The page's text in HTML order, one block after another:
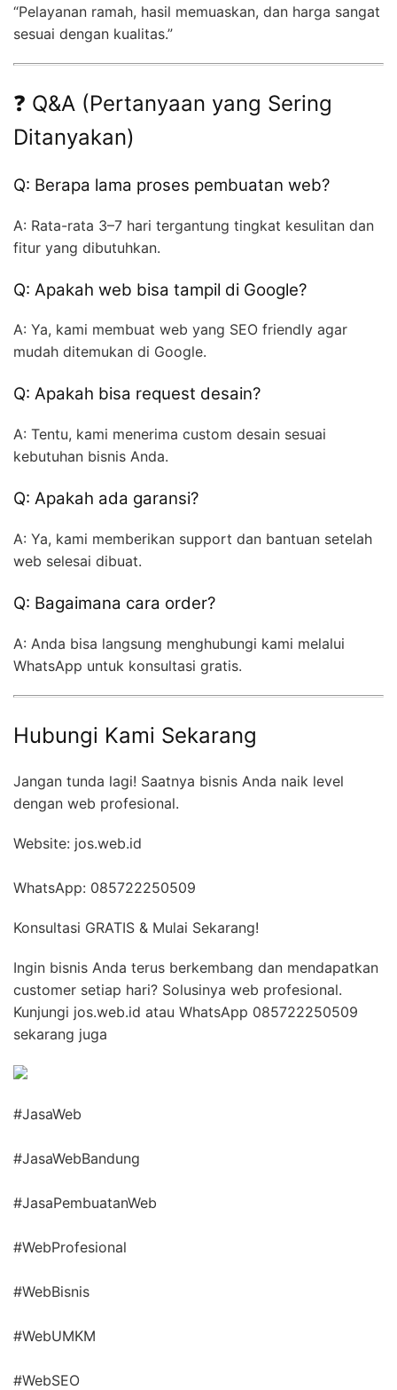
“Pelayanan ramah, hasil memuaskan, dan harga sangat
sesuai dengan kualitas.”
❓ Q&A (Pertanyaan yang Sering
Ditanyakan)
Q: Berapa lama proses pembuatan web?
A: Rata-rata 3–7 hari tergantung tingkat kesulitan dan
fitur yang dibutuhkan.
Q: Apakah web bisa tampil di Google?
A: Ya, kami membuat web yang SEO friendly agar
mudah ditemukan di Google.
Q: Apakah bisa request desain?
A: Tentu, kami menerima custom desain sesuai
kebutuhan bisnis Anda.
Q: Apakah ada garansi?
A: Ya, kami memberikan support dan bantuan setelah
web selesai dibuat.
Q: Bagaimana cara order?
A: Anda bisa langsung menghubungi kami melalui
WhatsApp untuk konsultasi gratis.
Hubungi Kami Sekarang
Jangan tunda lagi! Saatnya bisnis Anda naik level
dengan web profesional.
Website: jos.web.id
WhatsApp: 085722250509
Konsultasi GRATIS & Mulai Sekarang!
Ingin bisnis Anda terus berkembang dan mendapatkan
customer setiap hari? Solusinya web profesional.
Kunjungi jos.web.id atau WhatsApp 085722250509
sekarang juga
#JasaWeb
#JasaWebBandung
#JasaPembuatanWeb
#WebProfesional
#WebBisnis
#WebUMKM
#WebSEO